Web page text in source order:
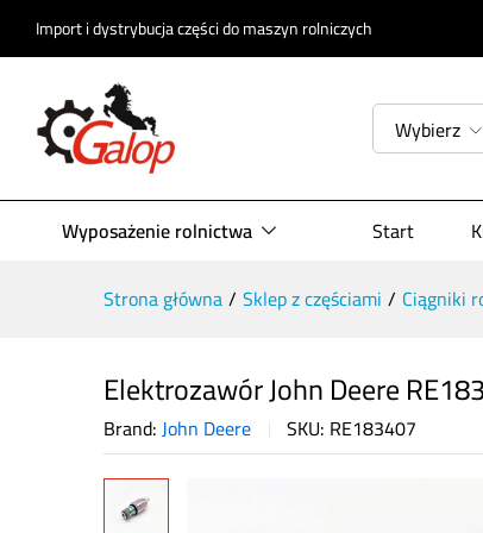
Import i dystrybucja części do maszyn rolniczych
Wybierz
Wyposażenie rolnictwa Start
Strona główna/ Sklep z częściami / Ciągniki
Elektrozawór John Deere
Brand:John Deere SKU: RE183407
Opis produktu Specyfikacja